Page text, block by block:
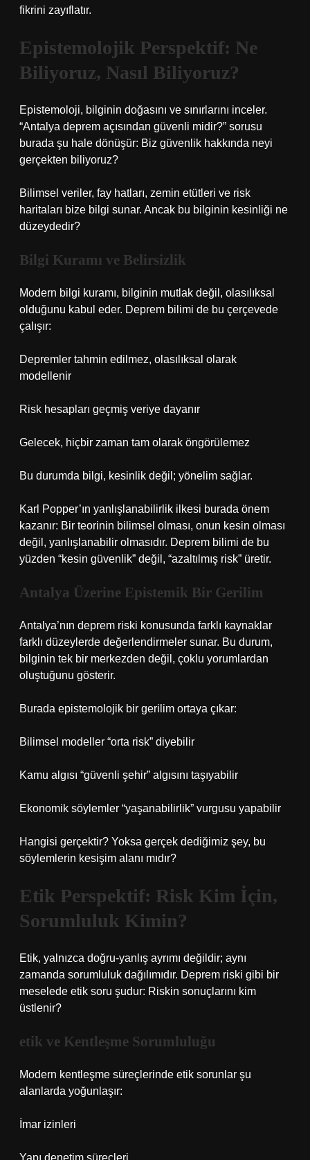
fikrini zayıflatır.
Epistemolojik Perspektif: Ne
Biliyoruz, Nasıl Biliyoruz?
Epistemoloji, bilginin doğasını ve sınırlarını inceler.
“Antalya deprem açısından güvenli midir?” sorusu
burada şu hale dönüşür: Biz güvenlik hakkında neyi
gerçekten biliyoruz?
Bilimsel veriler, fay hatları, zemin etütleri ve risk
haritaları bize bilgi sunar. Ancak bu bilginin kesinliği ne
düzeydedir?
Bilgi Kuramı ve Belirsizlik
Modern bilgi kuramı, bilginin mutlak değil, olasılıksal
olduğunu kabul eder. Deprem bilimi de bu çerçevede
çalışır:
Depremler tahmin edilmez, olasılıksal olarak
modellenir
Risk hesapları geçmiş veriye dayanır
Gelecek, hiçbir zaman tam olarak öngörülemez
Bu durumda bilgi, kesinlik değil; yönelim sağlar.
Karl Popper’ın yanlışlanabilirlik ilkesi burada önem
kazanır: Bir teorinin bilimsel olması, onun kesin olması
değil, yanlışlanabilir olmasıdır. Deprem bilimi de bu
yüzden “kesin güvenlik” değil, “azaltılmış risk” üretir.
Antalya Üzerine Epistemik Bir Gerilim
Antalya’nın deprem riski konusunda farklı kaynaklar
farklı düzeylerde değerlendirmeler sunar. Bu durum,
bilginin tek bir merkezden değil, çoklu yorumlardan
oluştuğunu gösterir.
Burada epistemolojik bir gerilim ortaya çıkar:
Bilimsel modeller “orta risk” diyebilir
Kamu algısı “güvenli şehir” algısını taşıyabilir
Ekonomik söylemler “yaşanabilirlik” vurgusu yapabilir
Hangisi gerçektir? Yoksa gerçek dediğimiz şey, bu
söylemlerin kesişim alanı mıdır?
Etik Perspektif: Risk Kim İçin,
Sorumluluk Kimin?
Etik, yalnızca doğru-yanlış ayrımı değildir; aynı
zamanda sorumluluk dağılımıdır. Deprem riski gibi bir
meselede etik soru şudur: Riskin sonuçlarını kim
üstlenir?
etik ve Kentleşme Sorumluluğu
Modern kentleşme süreçlerinde etik sorunlar şu
alanlarda yoğunlaşır:
İmar izinleri
Yapı denetim süreçleri